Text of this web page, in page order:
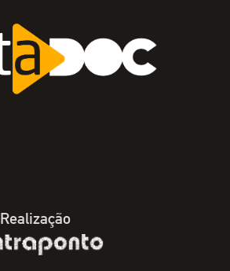
Realização